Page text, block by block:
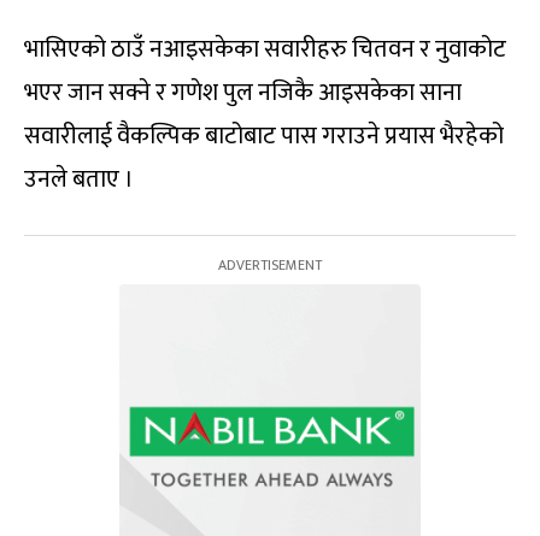
भासिएको ठाउँ नआइसकेका सवारीहरु चितवन र नुवाकोट
भएर जान सक्ने र गणेश पुल नजिकै आइसकेका साना
सवारीलाई वैकल्पिक बाटोबाट पास गराउने प्रयास भैरहेको
उनले बताए ।